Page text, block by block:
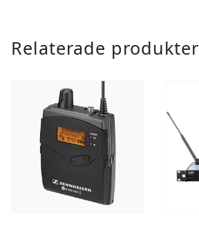
Relaterade produkter